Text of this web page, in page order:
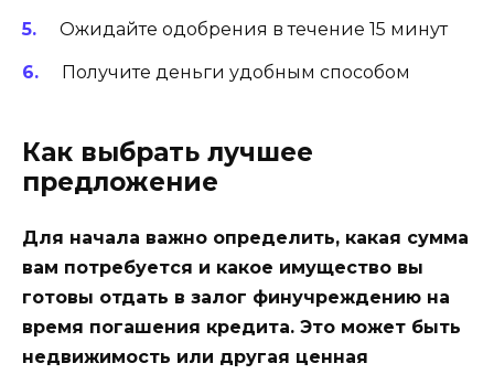
Ожидайте одобрения в течение 15 минут
Получите деньги удобным способом
Как выбрать лучшее
предложение
Для начала важно определить, какая сумма
вам потребуется и какое имущество вы
готовы отдать в залог финучреждению на
время погашения кредита. Это может быть
недвижимость или другая ценная